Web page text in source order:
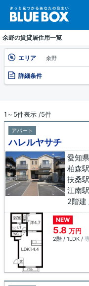
余野の賃貸居住用一覧
エリア 余野
詳細条件
1～5件表示 /5件
アパート
ハレルヤサチ
愛知
柏森
扶桑
江南
2階建
NEW
5.8 万円
2階 / 1LDK /